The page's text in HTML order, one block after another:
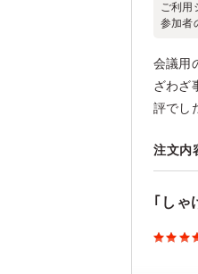
ご利用
参加者
会議用
ざわざ
評でし
注文内
｢しゃ